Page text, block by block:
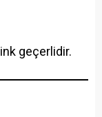
geçerlidir.